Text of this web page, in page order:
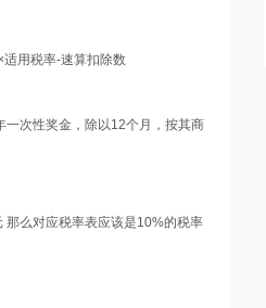
用税率-速算扣除数
一次性奖金，除以12个月，按其商
那么对应税率表应该是10%的税率